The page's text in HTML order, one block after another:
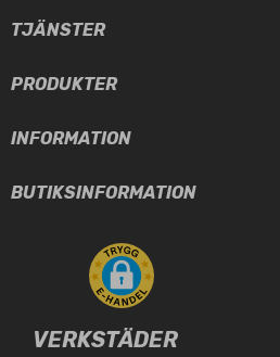
TJÄNSTER
PRODUKTER
INFORMATION
BUTIKSINFORMATION
VERKSTÄDER